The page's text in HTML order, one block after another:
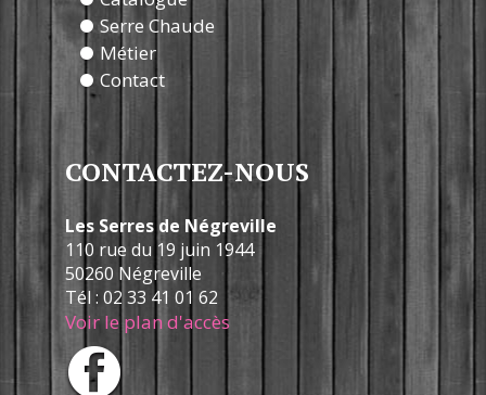
Serre Chaude
Métier
Contact
CONTACTEZ-NOUS
Les Serres de Négreville
110 rue du 19 juin 1944
50260 Négreville
Tél : 02 33 41 01 62
Voir le plan d'accès